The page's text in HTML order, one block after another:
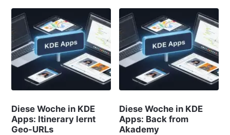
Diese Woche in KDE
Apps: Itinerary lernt
Geo-URLs
Diese Woche in KDE
Apps: Back from
Akademy